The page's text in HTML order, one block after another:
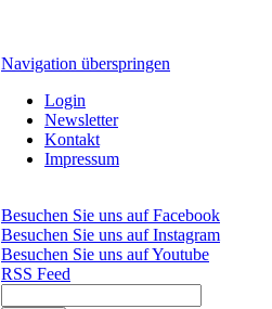
Navigation überspringen
Login
Newsletter
Kontakt
Impressum
Besuchen Sie uns auf Facebook
Besuchen Sie uns auf Instagram
Besuchen Sie uns auf Youtube
RSS Feed